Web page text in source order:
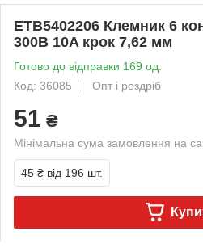
ETB5402206 Клемник 6
300В 10A крок 7,62 мм
Готово до відправки 169 од.
Код: 36085
Опт і роздріб
51 ₴
Мінімальна сума замовлення на
45 ₴ від 196 шт.